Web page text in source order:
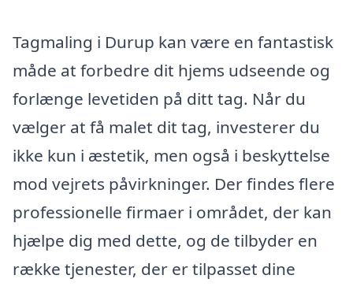
Tagmaling i Durup kan være en fantastisk
måde at forbedre dit hjems udseende og
forlænge levetiden på ditt tag. Når du
vælger at få malet dit tag, investerer du
ikke kun i æstetik, men også i beskyttelse
mod vejrets påvirkninger. Der findes flere
professionelle firmaer i området, der kan
hjælpe dig med dette, og de tilbyder en
række tjenester, der er tilpasset dine